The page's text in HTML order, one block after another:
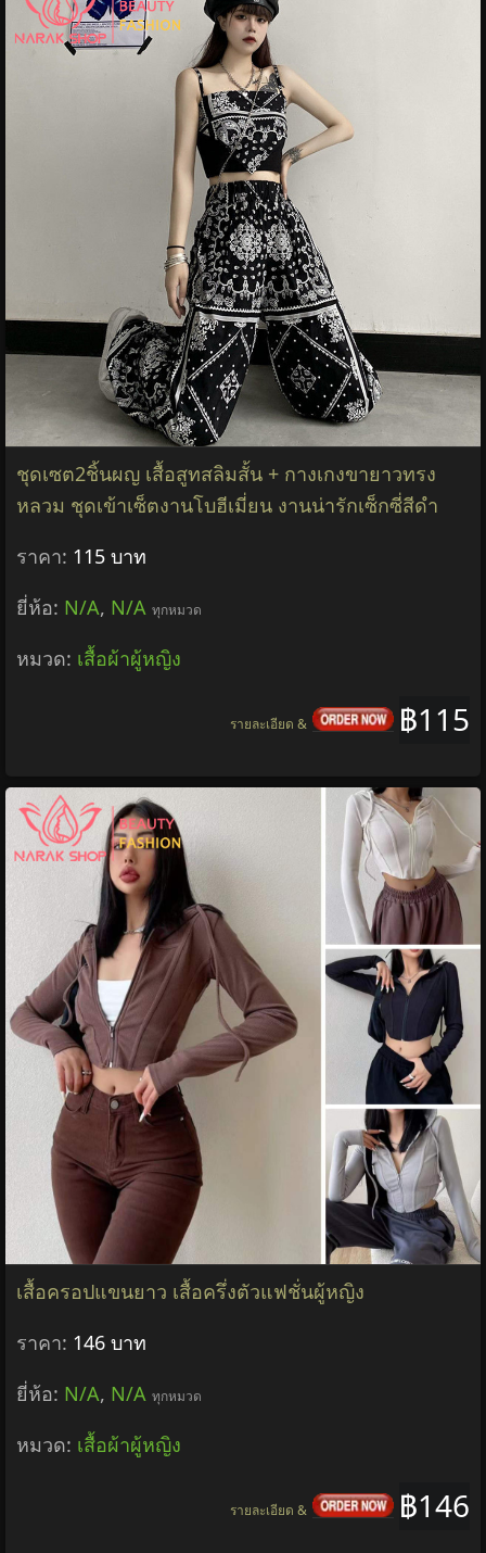
ชุดเซต2ชิ้นผญ เสื้อสูทสลิมสั้น + กางเกงขายาวทรง
หลวม ชุดเข้าเซ็ตงานโบฮีเมี่ยน งานน่ารักเซ็กซี่สีดำ
ราคา: 115 บาท
ยี่ห้อ: N/A, N/A ทุกหมวด
หมวด: เสื้อผ้าผู้หญิง
฿115
รายละเอียด &
เสื้อครอปแขนยาว เสื้อครึ่งตัวแฟชั่นผู้หญิง
ราคา: 146 บาท
ยี่ห้อ: N/A, N/A ทุกหมวด
หมวด: เสื้อผ้าผู้หญิง
฿146
รายละเอียด &